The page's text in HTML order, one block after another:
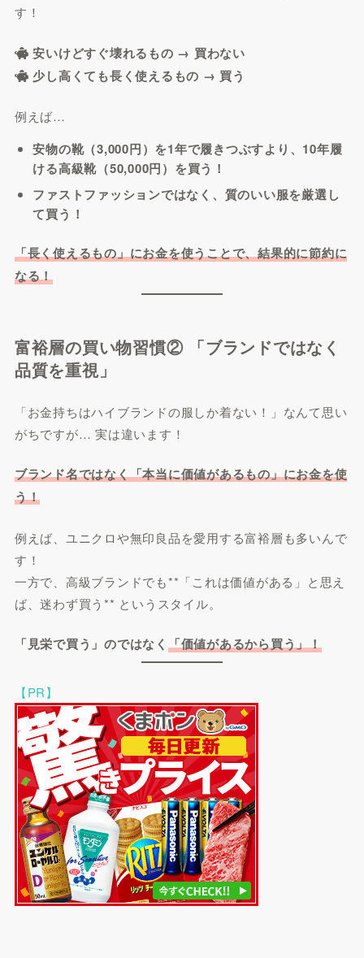
す！
安いけどすぐ壊れるもの → 買わない
少し高くても長く使えるもの → 買う
例えば…
安物の靴（3,000円）を1年で履きつぶすより、10年履
ける高級靴（50,000円）を買う！
ファストファッションではなく、質のいい服を厳選し
て買う！
「長く使えるもの」にお金を使うことで、結果的に節約に
なる！
富裕層の買い物習慣② 「ブランドではなく
品質を重視」
「お金持ちはハイブランドの服しか着ない！」なんて思い
がちですが… 実は違います！
ブランド名ではなく「本当に価値があるもの」にお金を使
う！
例えば、ユニクロや無印良品を愛用する富裕層も多いんで
す！
一方で、高級ブランドでも**「これは価値がある」と思え
ば、迷わず買う** というスタイル。
「見栄で買う」のではなく 「価値があるから買う」！
【PR】